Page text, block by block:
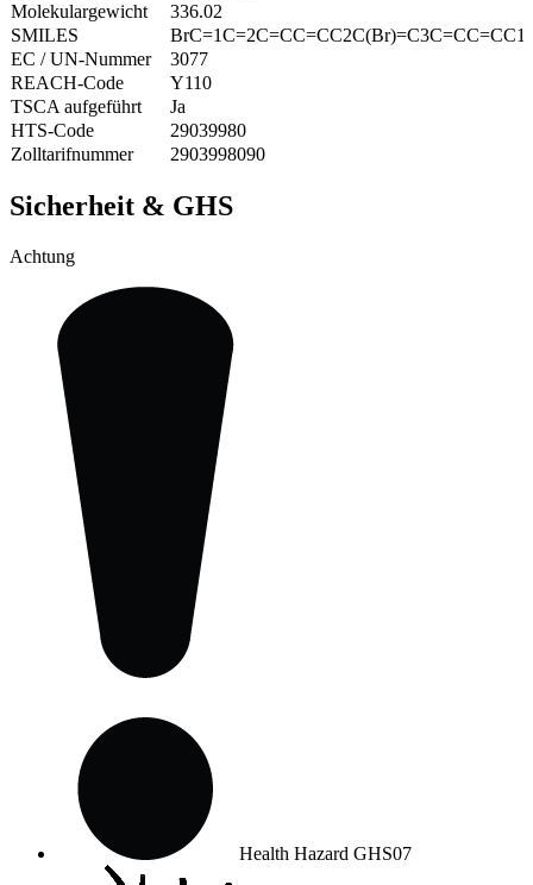
Molekulargewicht
336.02
SMILES
EC / UN-Nummer
3077
REACH-Code
Y110
TSCA aufgeführt
Ja
HTS-Code
29039980
Zolltarifnummer
2903998090
Sicherheit & GHS
Achtung
Health Hazard GHS07